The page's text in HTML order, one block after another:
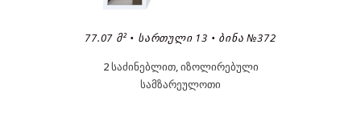
77.07 Მ² • ᲡᲐᲠᲗᲣᲚᲘ 13 • ᲑᲘᲜᲐ №372
2 საძინებლით, იზოლირებული
სამზარეულოთი